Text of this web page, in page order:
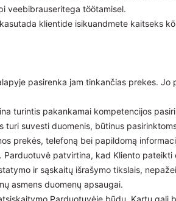
veebibrauseritega töötamisel.
klientide isikuandmete kaitseks
pasirenka jam tinkančias prekes. Jo
turintis pakankamai kompetencijos
turi suvesti duomenis, būtinus
prekės, telefoną bei papildomą
patvirtina, kad Kliento pateikti
ir sąskaitų išrašymo tikslais,
asmens duomenų apsaugai.
Parduotuvėje būdų. Kartu gali